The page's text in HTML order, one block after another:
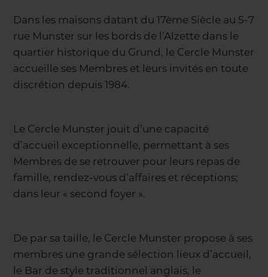
Dans les maisons datant du 17ème Siècle au 5-7
rue Munster sur les bords de l’Alzette dans le
quartier historique du Grund, le Cercle Munster
accueille ses Membres et leurs invités en toute
discrétion depuis 1984.
Le Cercle Munster jouit d’une capacité
d’accueil exceptionnelle, permettant à ses
Membres de se retrouver pour leurs repas de
famille, rendez-vous d’affaires et réceptions;
dans leur « second foyer ».
De par sa taille, le Cercle Munster propose à ses
membres une grande sélection lieux d’accueil,
le Bar de style traditionnel anglais, le